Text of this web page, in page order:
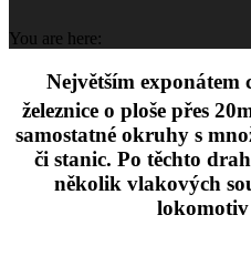
You are here:
Největším exponátem
železnice o ploše přes
samostatné okruhy s
či stanic. Po těchto
několik vlakových